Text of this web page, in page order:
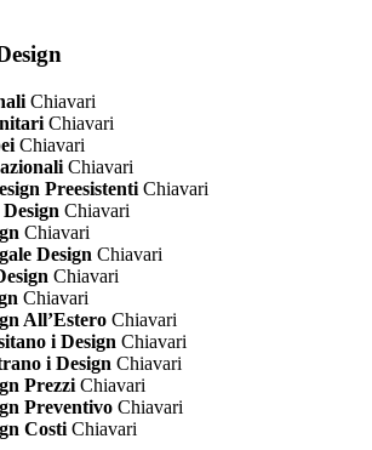
Chiavari
Chiavari
Chiavari
Chiavari
Preesistenti Chiavari
Chiavari
Chiavari
Design Chiavari
Chiavari
Chiavari
All’Estero Chiavari
i Design Chiavari
i Design Chiavari
Prezzi Chiavari
Preventivo Chiavari
Costi Chiavari